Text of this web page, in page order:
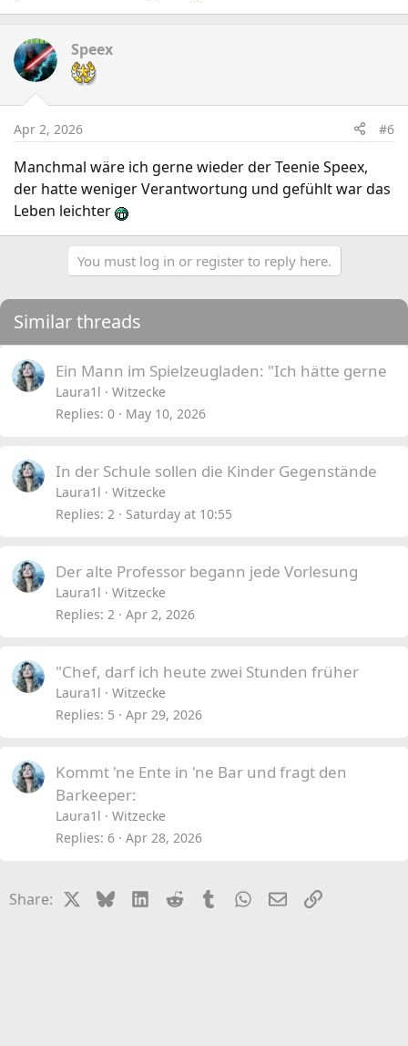
Speex
Apr 2, 2026 #6
Manchmal wäre ich gerne wieder der Teenie Speex,
der hatte weniger Verantwortung und gefühlt war das
Leben leichter
You must log in or register to reply here.
Similar threads
Ein Mann im Spielzeugladen: "Ich hätte gerne
Laura1l
Witzecke
Replies 0 May 10, 2026
In der Schule sollen die Kinder Gegenstände
Laura1l
Witzecke
Replies 2 Saturday at 10:55
Der alte Professor begann jede Vorlesung
Laura1l
Witzecke
Replies 2 Apr 2, 2026
"Chef, darf ich heute zwei Stunden früher
Laura1l
Witzecke
Replies 5 Apr 29, 2026
Kommt 'ne Ente in 'ne Bar und fragt den
Barkeeper:
Laura1l
Witzecke
Replies 6 Apr 28, 2026
Share: BlueskyLinkedIn
Reddit TumblrWhatsApp
EmailLink